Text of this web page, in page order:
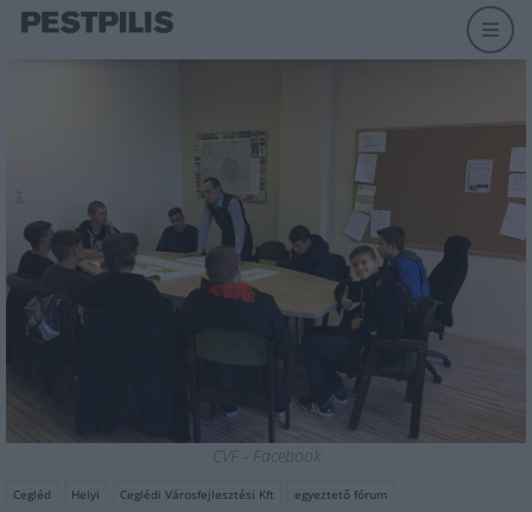
CVF - Facebook
Cegléd Helyi Ceglédi Városfejlesztési Kft egyeztető fórum